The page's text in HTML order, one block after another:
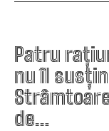
Patru
nu îl
de…